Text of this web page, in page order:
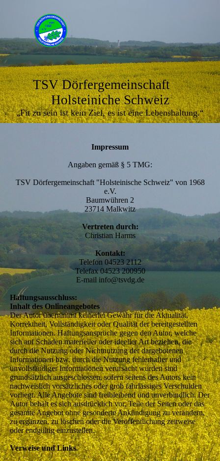
TSV Dörfergemeinschaft
Holsteiniche Schweiz
„Fit zu sein ist kein Ziel, es ist eine Lebenshaltung.“
Impressum
Angaben gemäß § 5 TMG:
TSV Dörfergemeinschaft "Holsteinische Schweiz" von 1968
e.V.
Baumwühren 2
23714 Malkwitz
Vertreten durch:
Christian Harms
Kontakt:
Telefon 04523 2112
Telefax 04523 200950
E-mail info@tsvdg.de
Haftungsausschluss:
Inhalt des Onlineangebotes
Der Autor übernimmt keinerlei Gewähr für die Aktualität,
Korrektheit, Vollständigkeit oder Qualität der bereitgestellten
Informationen. Haftungsansprüche gegen den Autor, welche
sich auf Schäden materieller oder ideeller Art beziehen, die
durch die Nutzung oder Nichtnutzung der dargebotenen
Informationen bzw. durch die Nutzung fehlerhafter und
unvollständiger Informationen verursacht wurden sind
grundsätzlich ausgeschlossen, sofern seitens des Autors kein
nachweislich vorsätzliches oder grob fahrlässiges Verschulden
vorliegt. Alle Angebote sind freibleibend und unverbindlich. Der
Autor behält es sich ausdrücklich vor, Teile der Seiten oder das
gesamte Angebot ohne gesonderte Ankündigung zu verändern,
zu ergänzen, zu löschen oder die Veröffentlichung zeitweise
oder endgültig einzustellen.
Verweise und Links